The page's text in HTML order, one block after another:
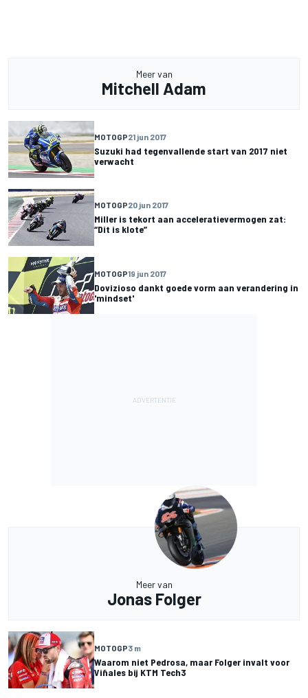
Meer van
Mitchell Adam
MOTOGP21 jun 2017
Suzuki had tegenvallende start van 2017 niet
verwacht
MOTOGP20 jun 2017
Miller is tekort aan acceleratievermogen zat:
“Dit is klote”
MOTOGP19 jun 2017
Dovizioso dankt goede vorm aan verandering in
'mindset'
Meer van
Jonas Folger
MOTOGP3 m
Waarom niet Pedrosa, maar Folger invalt voor
Viñales bij KTM Tech3